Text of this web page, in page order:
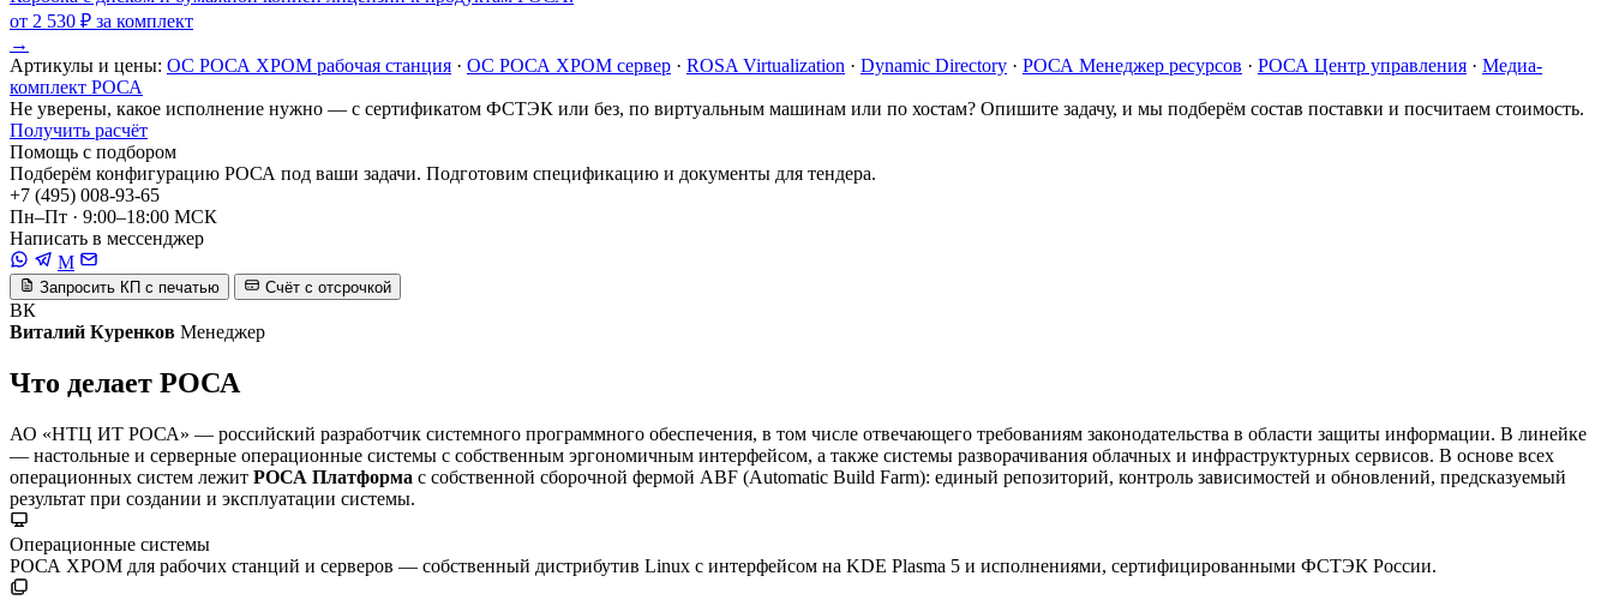
от 2 530 ₽ за комплект
→
Артикулы и цены: ОС РОСА ХРОМ рабочая станция · ОС РОСА ХРОМ сервер · ROSA Virtualization · Dynamic Directory · РОСА Менеджер ресурсов · РОСА Центр управления · Медиа-
комплект РОСА
Не уверены, какое исполнение нужно — с сертификатом ФСТЭК или без, по виртуальным машинам или по хостам? Опишите задачу, и мы подберём состав поставки и посчитаем стоимость.
Получить расчёт
Помощь с подбором
Подберём конфигурацию РОСА под ваши задачи. Подготовим спецификацию и документы для тендера.
+7 (495) 008-93-65
Пн–Пт · 9:00–18:00 МСК
Написать в мессенджер
M
Запросить КП с печатью Счёт с отсрочкой
ВК
Виталий Куренков Менеджер
Что делает РОСА
АО «НТЦ ИТ РОСА» — российский разработчик системного программного обеспечения, в том числе отвечающего требованиям законодательства в области защиты информации. В линейке
— настольные и серверные операционные системы с собственным эргономичным интерфейсом, а также системы разворачивания облачных и инфраструктурных сервисов. В основе всех
операционных систем лежит РОСА Платформа с собственной сборочной фермой ABF (Automatic Build Farm): единый репозиторий, контроль зависимостей и обновлений, предсказуемый
результат при создании и эксплуатации системы.
Операционные системы
РОСА ХРОМ для рабочих станций и серверов — собственный дистрибутив Linux с интерфейсом на KDE Plasma 5 и исполнениями, сертифицированными ФСТЭК России.